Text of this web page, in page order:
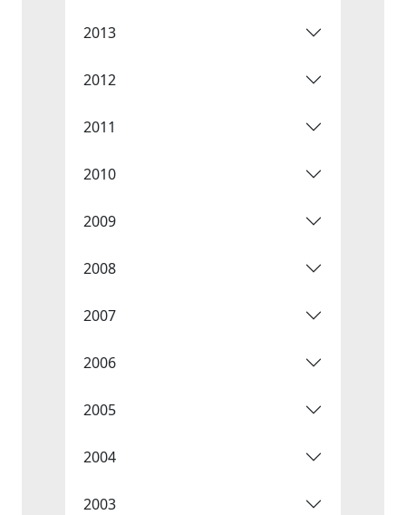
2013
2012
2011
2010
2009
2008
2007
2006
2005
2004
2003